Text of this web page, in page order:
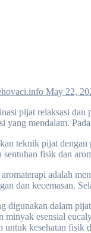
May 22,
yang mendalam.
teknik pijat
sentuhan fisik dan
adalah
dan kecemasan.
digunakan dalam
minyak esensial
untuk kesehatan fisik